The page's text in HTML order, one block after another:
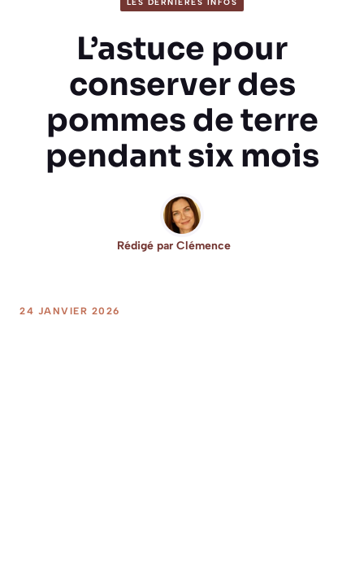
L’astuce pour
conserver des
pommes de terre
pendant six mois
Rédigé par Clémence
24 JANVIER 2026